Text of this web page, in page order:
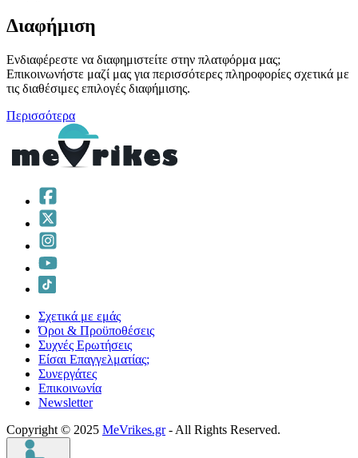
Διαφήμιση
Ενδιαφέρεστε να διαφημιστείτε στην πλατφόρμα μας;
Επικοινωνήστε μαζί μας για περισσότερες πληροφορίες σχετικά με
τις διαθέσιμες επιλογές διαφήμισης.
Περισσότερα
Σχετικά με εμάς
Όροι & Προϋποθέσεις
Συχνές Ερωτήσεις
Είσαι Επαγγελματίας;
Συνεργάτες
Επικοινωνία
Νewsletter
Copyright © 2025 MeVrikes.gr- All Rights Reserved.